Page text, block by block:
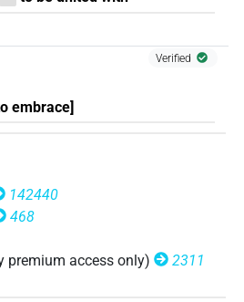
V\rel.f.sg-ant:stpr ( 1)
unedited) (1)
unedited)
(1)
Verified
embrace]
142440
468
premium access only)
2311